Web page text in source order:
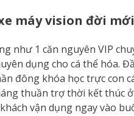
máy vision đời mới
như 1 căn nguyên VIP
dụng cho cá thể hóa.
đông khóa học trực
thuần trợ thời kết
vận dụng ngay vào